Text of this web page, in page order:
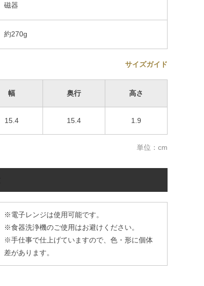
磁器
約270g
サイズガイド
幅 奥行 高さ
15.4 15.4 1.9
単位：cm
※電子レンジは使用可能です。
※食器洗浄機のご使用はお避けください。
※手仕事で仕上げていますので、色・形に個体
差があります。